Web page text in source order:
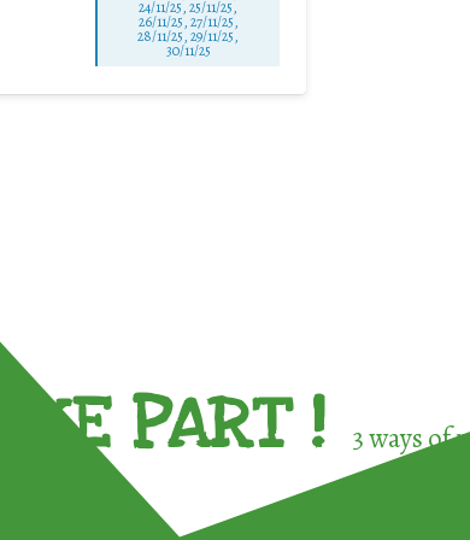
24/11/25,25/11/25,
26/11/25,27/11/25,
28/11/25,29/11/25,
30/11/25
TAKE PART ! 3 ways of